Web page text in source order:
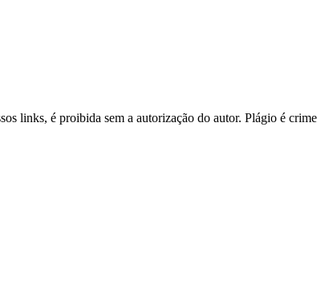
links, é proibida sem a autorização do autor. Plágio é crime